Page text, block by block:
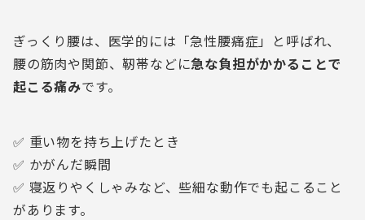
ぎっくり腰は、医学的には「急性腰痛症」と呼ばれ、
腰の筋肉や関節、靭帯などに急な負担がかかることで
起こる痛みです。
✅ 重い物を持ち上げたとき
✅ かがんだ瞬間
✅ 寝返りやくしゃみなど、些細な動作でも起こること
があります。